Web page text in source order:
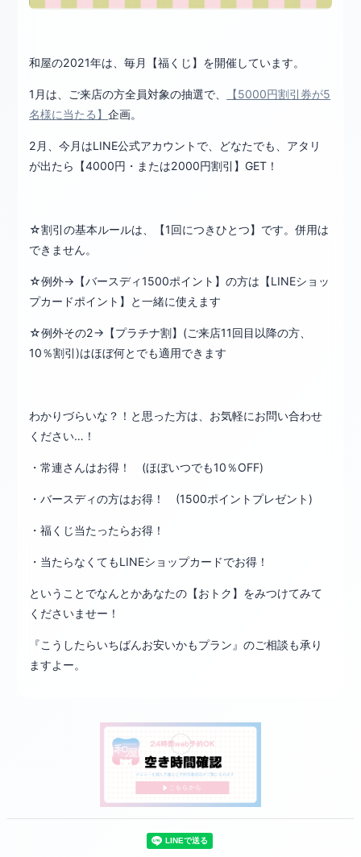
和屋の2021年は、毎月【福くじ】を開催しています。
1月は、ご来店の方全員対象の抽選で、
【5000円割引券が5
名様に当たる】企画。
2月、今月はLINE公式アカウントで、どなたでも、アタリ
が出たら【4000円・または2000円割引】GET！
☆割引の基本ルールは、【1回につきひとつ】です。併用は
できません。
☆例外→【バースディ1500ポイント】の方は【LINEショッ
プカードポイント】と一緒に使えます
☆例外その2→【プラチナ割】(ご来店11回目以降の方、
10％割引)はほぼ何とでも適用できます
わかりづらいな？！と思った方は、お気軽にお問い合わせ
ください…！
・常連さんはお得！ (ほぼいつでも10％OFF)
・バースディの方はお得！ (1500ポイントプレゼント)
・福くじ当たったらお得！
・当たらなくてもLINEショップカードでお得！
ということでなんとかあなたの【おトク】をみつけてみて
くださいませー！
『こうしたらいちばんお安いかもプラン』のご相談も承り
ますよー。